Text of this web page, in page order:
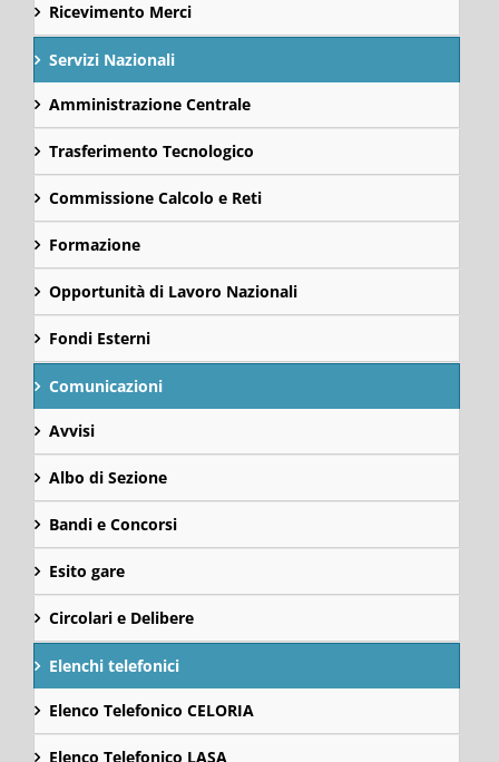
Ricevimento Merci
Servizi Nazionali
Amministrazione Centrale
Trasferimento Tecnologico
Commissione Calcolo e Reti
Formazione
Opportunità di Lavoro Nazionali
Fondi Esterni
Comunicazioni
Avvisi
Albo di Sezione
Bandi e Concorsi
Esito gare
Circolari e Delibere
Elenchi telefonici
Elenco Telefonico CELORIA
Elenco Telefonico LASA